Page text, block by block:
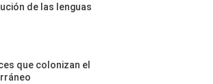
de las lenguas
que colonizan el